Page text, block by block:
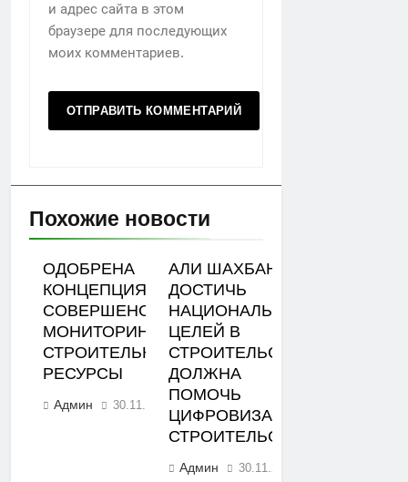
и адрес сайта в этом
браузере для последующих
моих комментариев.
Похожие новости
ОДОБРЕНА
КОНЦЕПЦИЯ
СОВЕРШЕНСТВОВАНИЯ
МОНИТОРИНГА ЦЕН НА
СТРОИТЕЛЬНЫЕ
РЕСУРСЫ
Админ 30.11.2023
АЛИ ШАХБАНОВ:
ДОСТИЧЬ
НАЦИОНАЛЬНЫХ
ЦЕЛЕЙ В
СТРОИТЕЛЬСТВЕ
ДОЛЖНА
ПОМОЧЬ
ЦИФРОВИЗАЦИЯ
СТРОИТЕЛЬСТВА
Админ 30.11.2023